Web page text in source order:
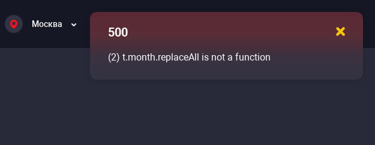
Москва
500
(2) t.month.replaceAll is not a function